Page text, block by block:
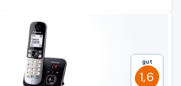
Gut
1,6